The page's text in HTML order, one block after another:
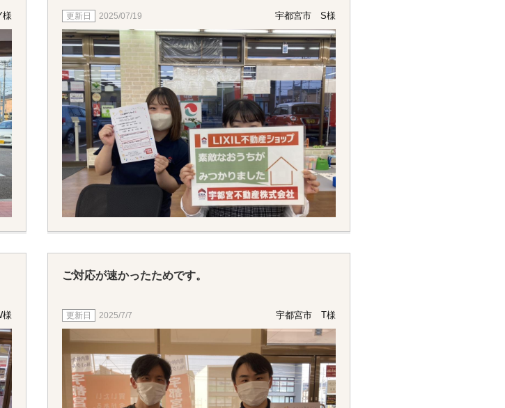
と寄り添っていただいたお陰で希望の物件に出会える
ことができました。
ありがとうございました！
2025/07/19 宇都宮市 S様
ご対応が速かったためです。
2025/7/7 宇都宮市 T様